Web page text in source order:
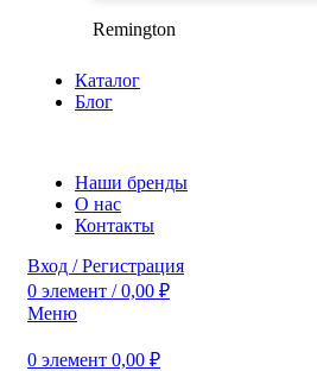
Remington
Каталог
Блог
Наши бренды
О нас
Контакты
Вход / Регистрация
0 элемент / 0,00 ₽
Меню
0 элемент 0,00 ₽